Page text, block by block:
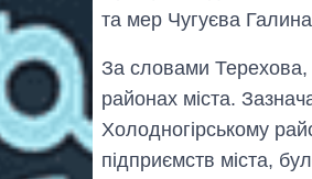
та мер Чугуєва
За словами Терехова,
районах міста.
Холодногірському
підприємств міста,